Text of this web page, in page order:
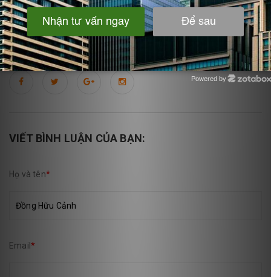
yêu cầu khắt khe của các hệ thống xử lý nước thải công nghiệp
lớn
VIẾT BÌNH LUẬN CỦA BẠN:
Họ và tên*
Email *
Powered by